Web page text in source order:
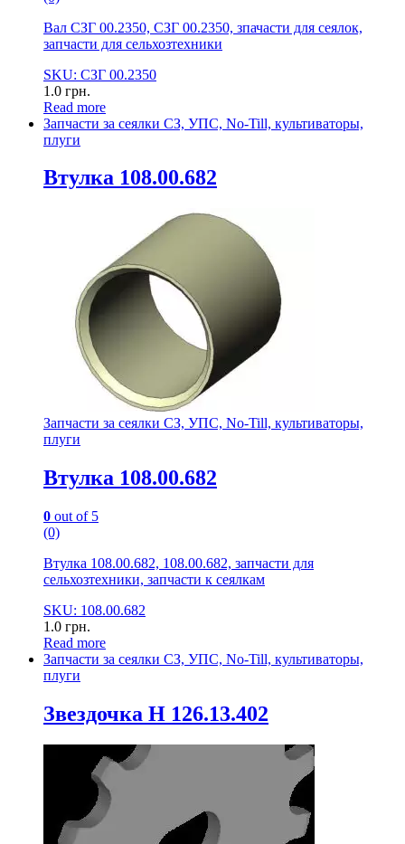
Вал СЗГ 00.2350, СЗГ 00.2350, зпачасти для сеялок,
запчасти для сельхозтехники
SKU: СЗГ 00.2350
1.0 грн.
Read more
Запчасти за сеялки СЗ, УПС, No-Till, культиваторы,
плуги
Втулка 108.00.682
Запчасти за сеялки СЗ, УПС, No-Till, культиваторы,
плуги
Втулка 108.00.682
0 out of 5
(0)
Втулка 108.00.682, 108.00.682, запчасти для
сельхозтехники, запчасти к сеялкам
SKU: 108.00.682
1.0 грн.
Read more
Запчасти за сеялки СЗ, УПС, No-Till, культиваторы,
плуги
Звездочка Н 126.13.402